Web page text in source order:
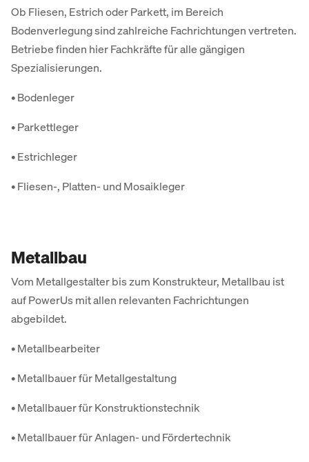
Ob Fliesen, Estrich oder Parkett, im Bereich
Bodenverlegung sind zahlreiche Fachrichtungen vertreten.
Betriebe finden hier Fachkräfte für alle gängigen
Spezialisierungen.
• Bodenleger
• Parkettleger
• Estrichleger
• Fliesen-, Platten- und Mosaikleger
Metallbau
Vom Metallgestalter bis zum Konstrukteur, Metallbau ist
auf PowerUs mit allen relevanten Fachrichtungen
abgebildet.
• Metallbearbeiter
• Metallbauer für Metallgestaltung
• Metallbauer für Konstruktionstechnik
• Metallbauer für Anlagen- und Fördertechnik